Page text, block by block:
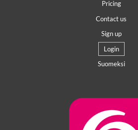
Pricing
Contact us
Sign up
Login
Suomeksi